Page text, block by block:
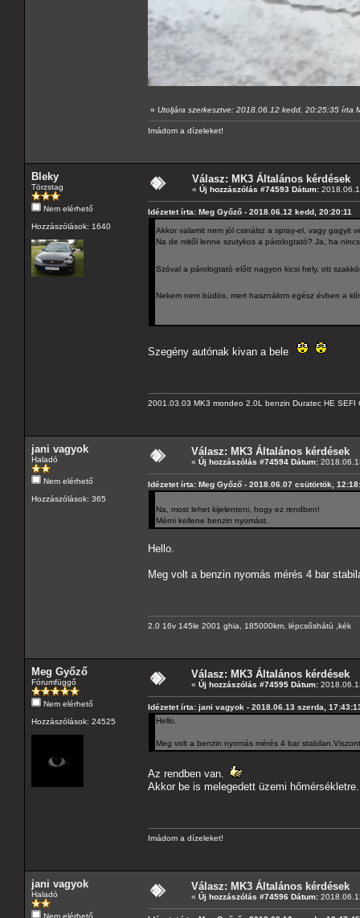
« Utoljára szerkesztve: 2018.06.12 kedd, 20:25:35 írta
Imádom a dízeleket!
Bleky
Törzstag
Nem elérhető
Hozzászólások: 1640
Válasz: MK3 Általános kérdések
« Új hozzászólás #74593 Dátum:
Idézetet írta: Meg Győző - 2018.06.12 kedd, 20:20:11
Akkor valamit nem jól csinálsz a spray-el, vagy gagyit
Na de mitől lenne szutykos a párologtató? Ja, ha
Szóval a párologtató előtt nagyon kicsi hely, ott
Nekem nem büdös, mert használom egész évben a
Szegény autónak kivan a bele
2001.03.03 MK3 mondeo 2.0L benzin Duratec HE
jani vagyok
Haladó
Nem elérhető
Hozzászólások: 365
Válasz: MK3 Általános kérdések
« Új hozzászólás #74594 Dátum:
Idézetet írta: Meg Győző - 2018.06.07 csütörtök,
Na, most lehet kijelenteni, hogy ez rendben!
Mérni kellene benzin nyomást.
Hello.
Meg volt a benzin nyomás mérés 4 bar
2.0 16v 145le 2001 ghia, 185000km, lépcsőshátú ,kék
Meg Győző
Fórumfüggő
Nem elérhető
Hozzászólások: 24525
Válasz: MK3 Általános kérdések
« Új hozzászólás #74595 Dátum:
Idézetet írta: jani vagyok - 2018.06.13 szerda,
Hello.
Meg volt a benzin nyomás mérés 4 bar
Az rendben van.
Akkor be is melegedett üzemi hőmérsékletre.
Imádom a dízeleket!
jani vagyok
Haladó
Nem elérhető
Válasz: MK3 Általános kérdések
« Új hozzászólás #74596 Dátum: